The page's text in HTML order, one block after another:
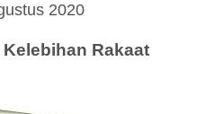
2020
Rakaat